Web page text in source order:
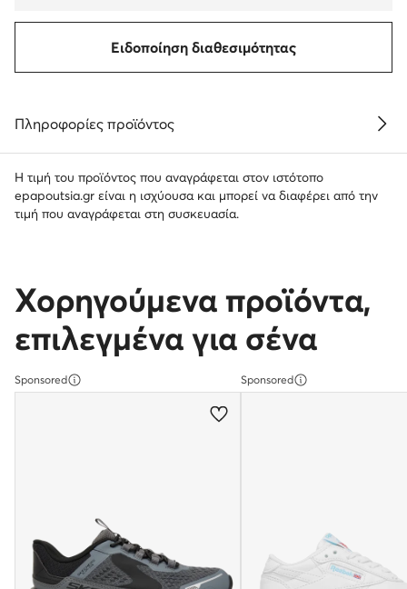
Ειδοποίηση διαθεσιμότητας
Πληροφορίες προϊόντος
Η τιμή του προϊόντος που αναγράφεται στον ιστότοπο
epapoutsia.gr είναι η ισχύουσα και μπορεί να διαφέρει από την
τιμή που αναγράφεται στη συσκευασία.
Χορηγούμενα προϊόντα,
επιλεγμένα για σένα
Sponsored Sponsored